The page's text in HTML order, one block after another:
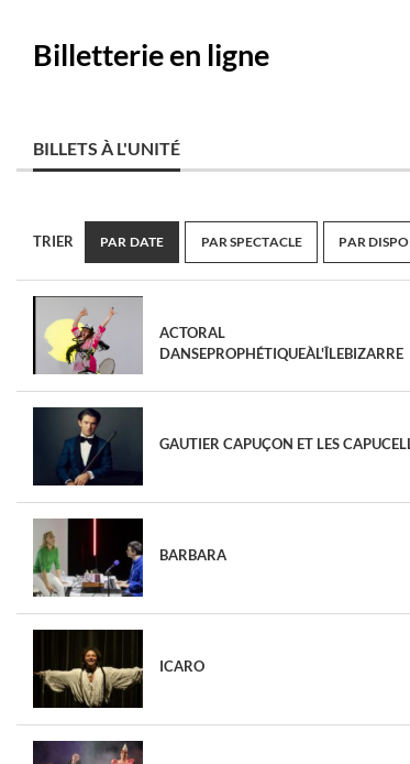
Billetterie en ligne
BILLETS À L'UNITÉ
TRIER PAR DATE PAR SPECTACLE PAR
ACTORAL
DANSEPROPHÉTIQUEÀL'ÎLEBIZARRE
GAUTIER CAPUÇON ET LES
BARBARA
ICARO